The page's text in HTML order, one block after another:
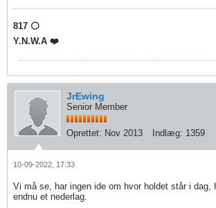
817 ⚪️
Y.N.W.A ❤️
JrEwing
Senior Member
Oprettet: Nov 2013 Indlæg: 1359
10-09-2022, 17:33
Vi må se, har ingen ide om hvor holdet står i dag,
endnu et nederlag.